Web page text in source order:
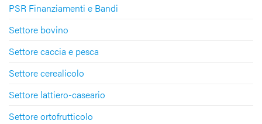
PSR Finanziamenti e Bandi
Settore bovino
Settore caccia e pesca
Settore cerealicolo
Settore lattiero-caseario
Settore ortofrutticolo